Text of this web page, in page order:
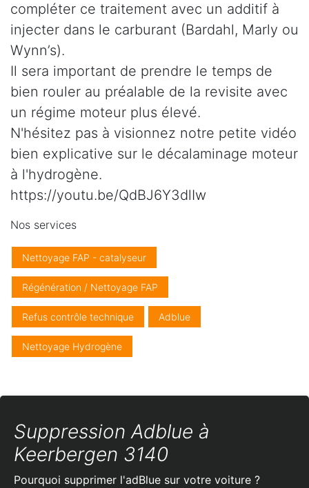
compléter ce traitement avec un additif à
injecter dans le carburant (Bardahl, Marly ou
Wynn’s).
Il sera important de prendre le temps de
bien rouler au préalable de la revisite avec
un régime moteur plus élevé.
N'hésitez pas à visionnez notre petite vidéo
bien explicative sur le décalaminage moteur
à l'hydrogène.
https://youtu.be/QdBJ6Y3dlIw
Nos services
Nettoyage FAP - catalyseur
Régénération / Nettoyage FAP
Refus contrôle technique Adblue
Nettoyage Hydrogène
Suppression Adblue à
Keerbergen 3140
Pourquoi supprimer l'adBlue sur votre voiture ?